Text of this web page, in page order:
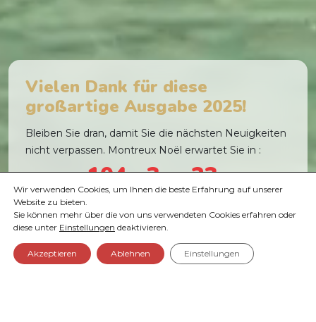
Vielen Dank für diese
großartige Ausgabe 2025!
Bleiben Sie dran, damit Sie die nächsten Neuigkeiten
nicht verpassen. Montreux Noël erwartet Sie in :
104
TAGE
3
STUNDEN
23
MINUTEN
Wir verwenden Cookies, um Ihnen die beste Erfahrung auf unserer
Website zu bieten.
Sie können mehr über die von uns verwendeten Cookies erfahren oder
diese unter Einstellungen deaktivieren.
Akzeptieren Ablehnen Einstellungen